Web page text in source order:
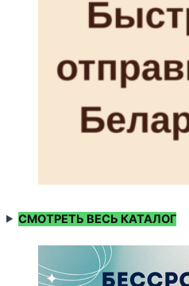
СМОТРЕТЬ ВЕСЬ КАТАЛОГ